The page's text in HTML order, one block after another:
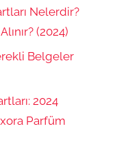
Nelerdir?
(2024)
Belgeler
2024
Parfüm